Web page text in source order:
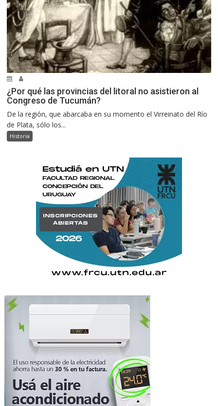
¿Por qué las provincias del litoral no asistieron al
Congreso de Tucumán?
De la región, que abarcaba en su momento el Virreinato del Río
de Plata, sólo los...
Historia